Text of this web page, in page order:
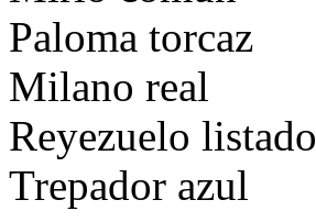
Paloma torcaz
Milano real
Reyezuelo listado
Trepador azul